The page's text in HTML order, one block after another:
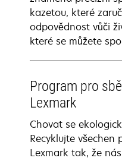
kazetou, které
odpovědnost vůči
které se můžete
Program pro
Lexmark
Chovat se
Recyklujte
Lexmark tak, že